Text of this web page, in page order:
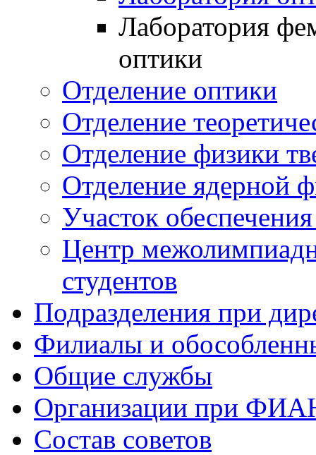
Лаборатория
оптики
Отделение оптики
Отделение
Отделение физики
Отделение ядерной
Участок
Центр
студентов
Подразделения при
Филиалы и
Общие службы
Организации при
Состав советов